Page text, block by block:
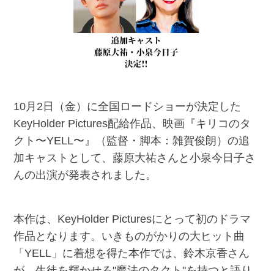
10月2日（金）に全国ロードショーが決定した
KeyHolder Pictures配給作品、映画『キリコのタ
クト〜YELL〜』（監督・脚本：雑賀俊朗）の追
加キャストとして、藤原大祐さんと小泉今日子さ
んの出演が発表されました。
本作は、KeyHolder Picturesにとって初のドラマ
作品となります。いきものがかりの大ヒット曲
「YELL」に着想を得た本作では、鈴木京香さん